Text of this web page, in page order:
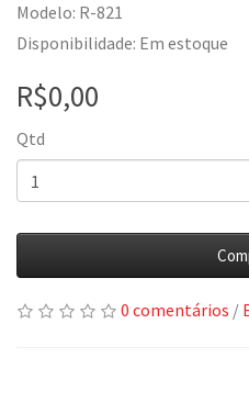
Modelo: R-821
Disponibilidade: Em estoque
R$0,00
Qtd
0 comentários /